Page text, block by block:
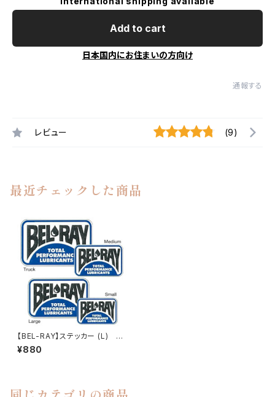
Add to cart
日本国内にお住まいの方向け
通報する
レビュー (9)
最近チェックした商品
【BEL-RAY】ステッカー (L) D
ecals Large【ベルレイ】
¥880